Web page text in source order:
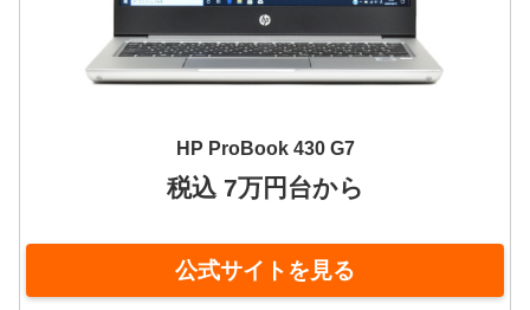
HP ProBook 430 G7
税込 7万円台から
公式サイトを見る